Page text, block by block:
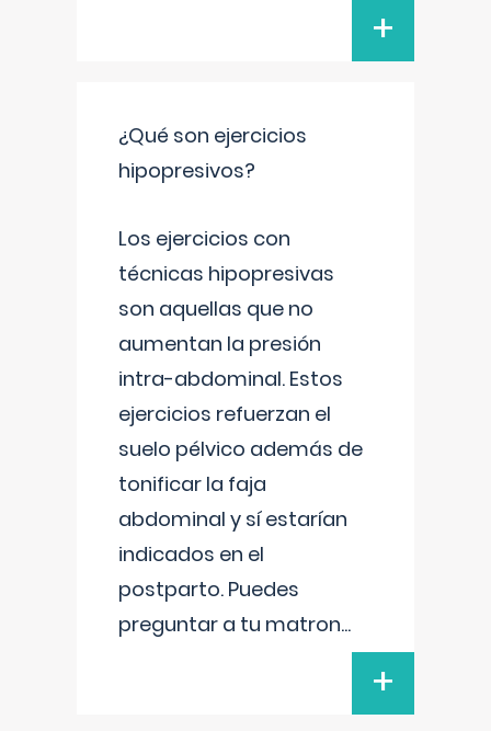
+
¿Qué son ejercicios
hipopresivos?
Los ejercicios con
técnicas hipopresivas
son aquellas que no
aumentan la presión
intra-abdominal. Estos
ejercicios refuerzan el
suelo pélvico además de
tonificar la faja
abdominal y sí estarían
indicados en el
postparto. Puedes
preguntar a tu matron...
+